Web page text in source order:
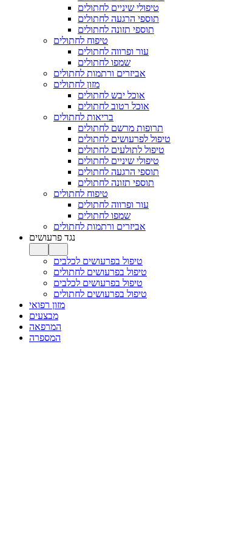
טיפולי שיניים לחתולים
תוספי הרגעה לחתולים
תוספי תזונה לחתולים
טיפוח לחתולים
עור ופרווה לחתולים
שמפו לחתולים
אביזרים ורתמות לחתולים
מזון לחתולים
אוכל יבש לחתולים
אוכל רטוב לחתולים
בריאות לחתולים
תרופות מרשם לחתולים
טיפול לפרעושים לחתולים
טיפול לתולעים לחתולים
טיפולי שיניים לחתולים
תוספי הרגעה לחתולים
תוספי תזונה לחתולים
טיפוח לחתולים
עור ופרווה לחתולים
שמפו לחתולים
אביזרים ורתמות לחתולים
נגד פרעושים
טיפול בפרעושים לכלבים
טיפול בפרעושים לחתולים
טיפול בפרעושים לכלבים
טיפול בפרעושים לחתולים
מזון רפואי
מבצעים
המרפאה
המספרה